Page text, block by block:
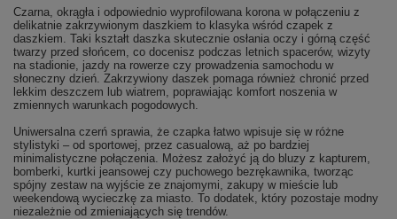
Czarna, okrągła i odpowiednio wyprofilowana korona w połączeniu z
delikatnie zakrzywionym daszkiem to klasyka wśród czapek z
daszkiem. Taki kształt daszka skutecznie osłania oczy i górną część
twarzy przed słońcem, co docenisz podczas letnich spacerów, wizyty
na stadionie, jazdy na rowerze czy prowadzenia samochodu w
słoneczny dzień. Zakrzywiony daszek pomaga również chronić przed
lekkim deszczem lub wiatrem, poprawiając komfort noszenia w
zmiennych warunkach pogodowych.
Uniwersalna czerń sprawia, że czapka łatwo wpisuje się w różne
stylistyki – od sportowej, przez casualową, aż po bardziej
minimalistyczne połączenia. Możesz założyć ją do bluzy z kapturem,
bomberki, kurtki jeansowej czy puchowego bezrękawnika, tworząc
spójny zestaw na wyjście ze znajomymi, zakupy w mieście lub
weekendową wycieczkę za miasto. To dodatek, który pozostaje modny
niezależnie od zmieniających się trendów.